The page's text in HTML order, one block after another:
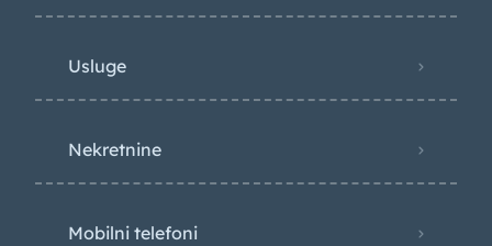
Usluge
Nekretnine
Mobilni telefoni